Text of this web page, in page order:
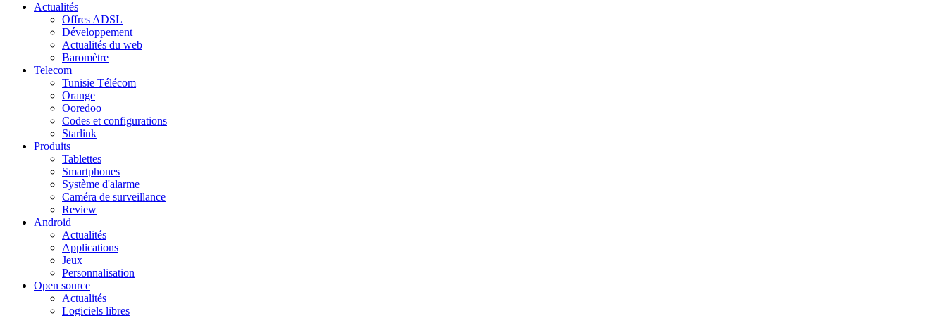
Actualités
Offres ADSL
Développement
Actualités du web
Baromètre
Telecom
Tunisie Télécom
Orange
Ooredoo
Codes et configurations
Starlink
Produits
Tablettes
Smartphones
Système d'alarme
Caméra de surveillance
Review
Android
Actualités
Applications
Jeux
Personnalisation
Open source
Actualités
Logiciels libres